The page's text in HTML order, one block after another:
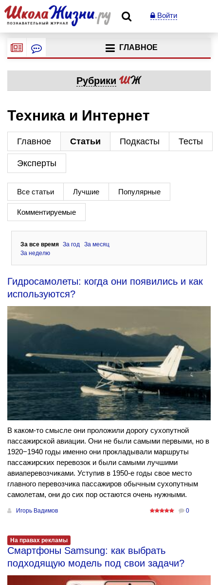
Войти
ГЛАВНОЕ
Рубрики
Техника и Интернет
Главное Статьи Подкасты Тесты
Эксперты
Все статьи Лучшие Популярные
Комментируемые
За все время За год
За месяц
За неделю
Гидросамолеты: когда они появились и как
используются?
В каком-то смысле они проложили дорогу сухопутной
пассажирской авиации. Они не были самыми первыми, но в
1920−1940 годы именно они прокладывали маршруты
пассажирских перевозок и были самыми лучшими
авиаперевозчиками. Уступив в 1950-е годы свое место
главного перевозчика пассажиров обычным сухопутным
самолетам, они до сих пор остаются очень нужными.
Игорь Вадимов 0
На правах рекламы
Смартфоны Samsung: как выбрать
подходящую модель под свои задачи?